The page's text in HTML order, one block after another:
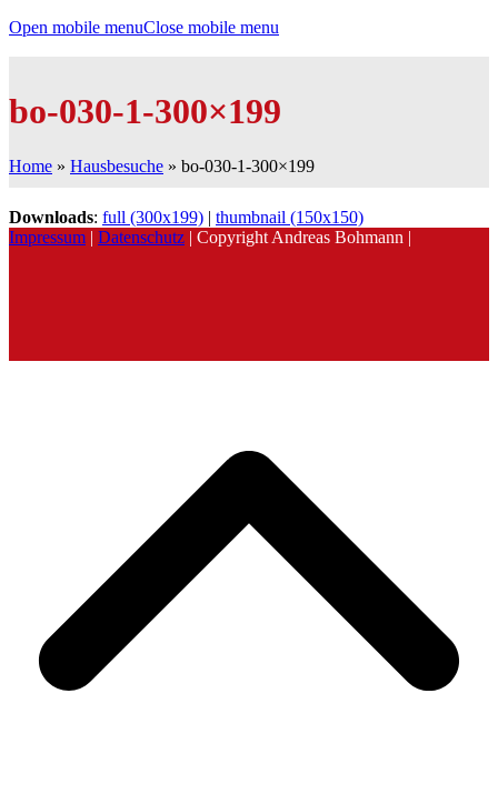
Open mobile menuClose mobile menu
bo-030-1-300×199
Home » Hausbesuche » bo-030-1-300×199
Downloads: full (300x199) | thumbnail (150x150)
Impressum | Datenschutz | Copyright Andreas Bohmann |